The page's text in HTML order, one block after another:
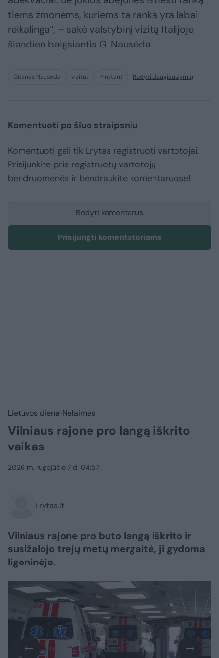
tiems žmonėms, kuriems ta ranka yra labai
reikalinga“, – sakė valstybinį vizitą Italijoje
šiandien baigsiantis G. Nausėda.
Gitanas Nausėda vizitas ^Instant Rodyti daugiau žymių
Komentuoti po šiuo straipsniu
Komentuoti gali tik Lrytas registruoti vartotojai.
Prisijunkite prie registruotų vartotojų
bendruomenės ir bendraukite komentaruose!
Rodyti komentarus
Prisijungti komentatoriams
Lietuvos diena Nelaimės
Vilniaus rajone pro langą iškrito
vaikas
2026 m. rugpjūčio 7 d. 04:57
Lrytas.lt
Vilniaus rajone pro buto langą iškrito ir
susižalojo trejų metų mergaitė, ji gydoma
ligoninėje.